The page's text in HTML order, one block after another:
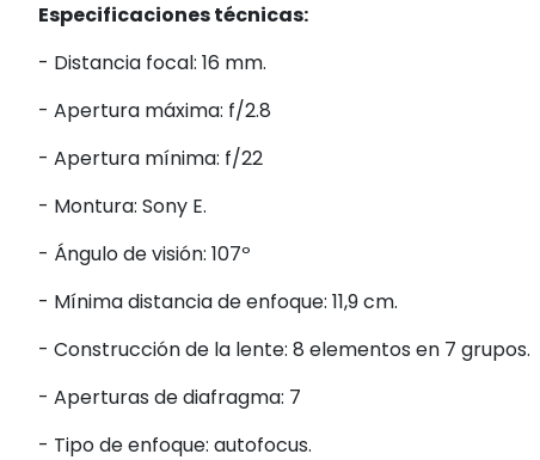
Especificaciones técnicas:
- Distancia focal: 16 mm.
- Apertura máxima: f/2.8
- Apertura mínima: f/22
- Montura: Sony E.
- Ángulo de visión: 107º
- Mínima distancia de enfoque: 11,9 cm.
- Construcción de la lente: 8 elementos en 7 grupos.
- Aperturas de diafragma: 7
- Tipo de enfoque: autofocus.